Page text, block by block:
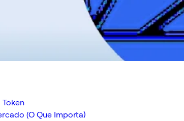
(O Que Importa)